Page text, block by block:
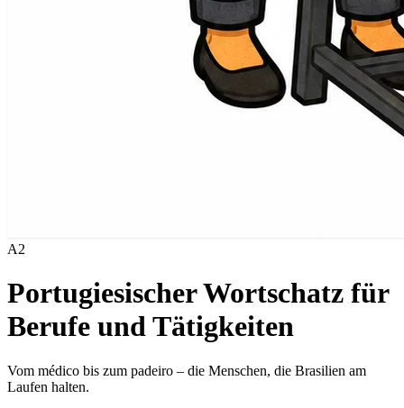
A2
Portugiesischer Wortschatz für
Berufe und Tätigkeiten
Vom médico bis zum padeiro – die Menschen, die Brasilien am
Laufen halten.